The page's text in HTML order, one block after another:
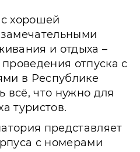
хорошей
и отдыха –
отпуска с
в Республике
всё, что нужно для
туристов.
представляет
с номерами